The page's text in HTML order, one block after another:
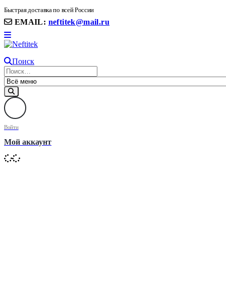
Быстрая доставка по всей России
EMAIL: neftitek@mail.ru
Поиск
Войти
Мой аккаунт
8(906) 399 11 22 | 8(905)367-58-58